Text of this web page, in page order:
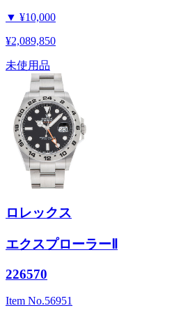
▼ ¥10,000
¥2,089,850
未使用品
ロレックス
エクスプローラーⅡ
226570
Item No.56951